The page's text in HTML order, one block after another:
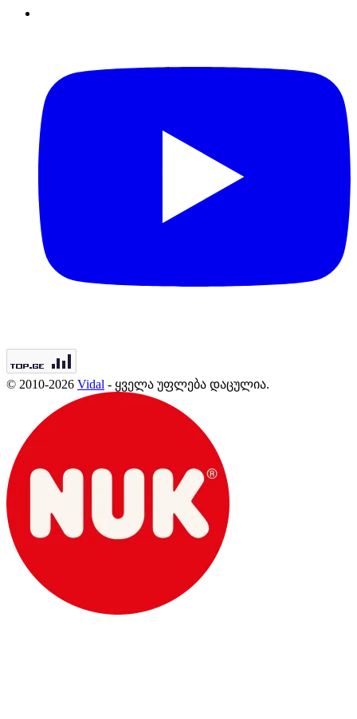
© 2010-2026 Vidal - ყველა უფლება დაცულია.